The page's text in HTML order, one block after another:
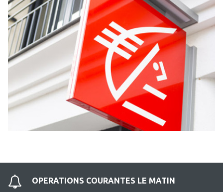
OPERATIONS COURANTES LE MATIN